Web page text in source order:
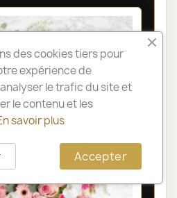
des cookies tiers pour
expérience de
le trafic du site et
le contenu et les
savoir plus
Accepter